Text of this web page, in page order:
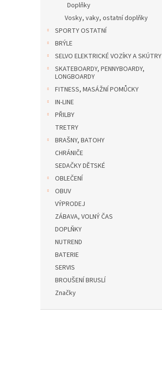
Doplňky
Vosky, vaky, ostatní doplňky
SPORTY OSTATNÍ
BRÝLE
SELVO ELEKTRICKÉ VOZÍKY A SKÚTRY
SKATEBOARDY, PENNYBOARDY,
LONGBOARDY
FITNESS, MASÁŽNÍ POMŮCKY
IN-LINE
PŘILBY
TRETRY
BRAŠNY, BATOHY
CHRÁNIČE
SEDAČKY DĚTSKÉ
OBLEČENÍ
OBUV
VÝPRODEJ
ZÁBAVA, VOLNÝ ČAS
DOPLŇKY
NUTREND
BATERIE
SERVIS
BROUŠENÍ BRUSLÍ
Značky